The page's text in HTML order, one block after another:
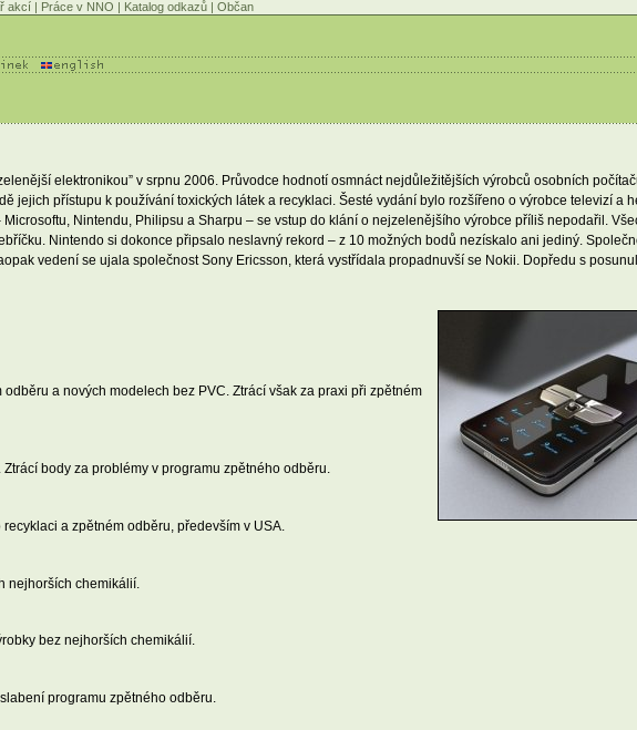
akcí | Práce v NNO | Katalog odkazů | Občan
elektronikou” v srpnu 2006. Průvodce hodnotí osmnáct nejdůležitějších výrobců osobních
jejich přístupu k používání toxických látek a recyklaci. Šesté vydání bylo rozšířeno o výrobce televizí a
Nintendu, Philipsu a Sharpu – se vstup do klání o nejzelenějšího výrobce příliš nepodařil.
Nintendo si dokonce připsalo neslavný rekord – z 10 možných bodů nezískalo ani jediný.
vedení se ujala společnost Sony Ericsson, která vystřídala propadnuvší se Nokii. Dopředu s
a nových modelech bez PVC. Ztrácí však za praxi při zpětném
body za problémy v programu zpětného odběru.
a zpětném odběru, především v USA.
nejhorších chemikálií.
bez nejhorších chemikálií.
programu zpětného odběru.